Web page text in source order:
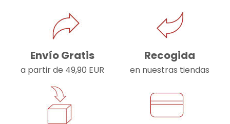
Envío Gratis
a partir de 49,90 EUR
Recogida
en nuestras tiendas